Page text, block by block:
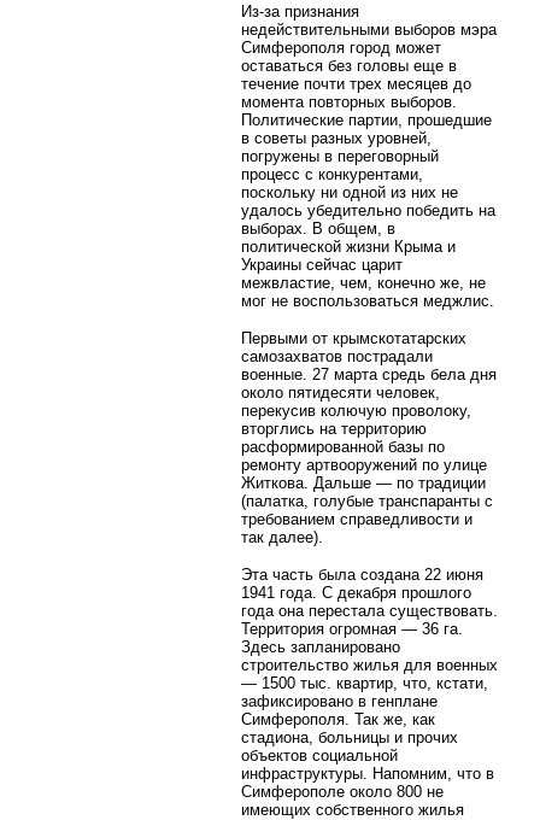
Из-за признания
недействительными выборов мэра
Симферополя город может
оставаться без головы еще в
течение почти трех месяцев до
момента повторных выборов.
Политические партии, прошедшие
в советы разных уровней,
погружены в переговорный
процесс с конкурентами,
поскольку ни одной из них не
удалось убедительно победить на
выборах. В общем, в
политической жизни Крыма и
Украины сейчас царит
межвластие, чем, конечно же, не
мог не воспользоваться меджлис.
Первыми от крымскотатарских
самозахватов пострадали
военные. 27 марта средь бела дня
около пятидесяти человек,
перекусив колючую проволоку,
вторглись на территорию
расформированной базы по
ремонту артвооружений по улице
Житкова. Дальше — по традиции
(палатка, голубые транспаранты с
требованием справедливости и
так далее).
Эта часть была создана 22 июня
1941 года. С декабря прошлого
года она перестала существовать.
Территория огромная — 36 га.
Здесь запланировано
строительство жилья для военных
— 1500 тыс. квартир, что, кстати,
зафиксировано в генплане
Симферополя. Так же, как
стадиона, больницы и прочих
объектов социальной
инфраструктуры. Напомним, что в
Симферополе около 800 не
имеющих собственного жилья